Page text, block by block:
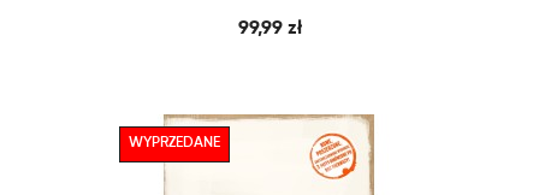
99,99 zł
WYPRZEDANE